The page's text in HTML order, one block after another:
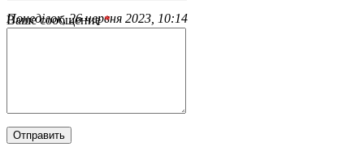
Понеділок, 26 червня 2023, 10:14
Віртуальна реальність більше не
Ваше сообщение*